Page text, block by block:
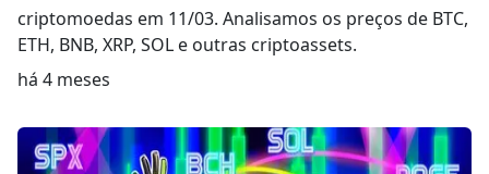
criptomoedas em 11/03. Analisamos os preços de BTC,
ETH, BNB, XRP, SOL e outras criptoassets.
há 4 meses